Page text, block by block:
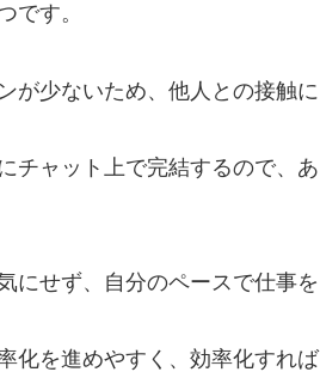
です。
が少ないため、他人との接触に
チャット上で完結するので、あ
にせず、自分のペースで仕事を
化を進めやすく、効率化すれば